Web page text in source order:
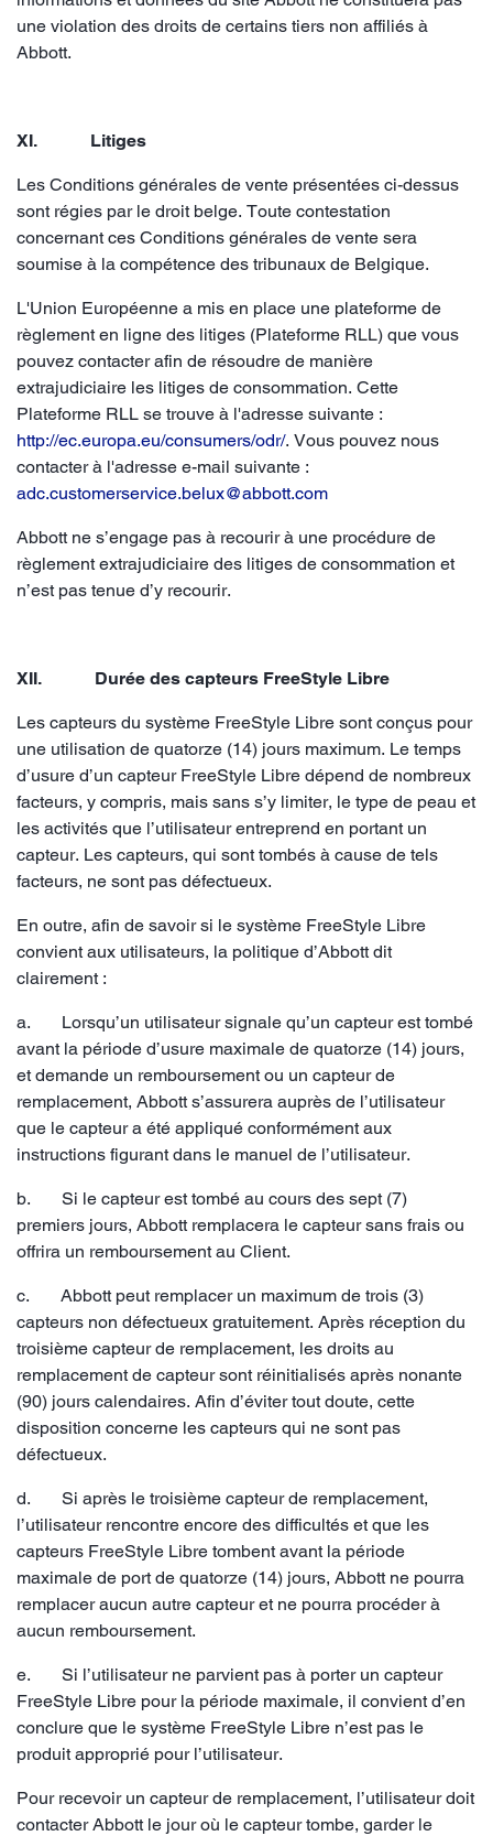
une violation des droits de certains tiers non affiliés à
Abbott.
XI. Litiges
Les Conditions générales de vente présentées ci-dessus
sont régies par le droit belge. Toute contestation
concernant ces Conditions générales de vente sera
soumise à la compétence des tribunaux de Belgique.
L'Union Européenne a mis en place une plateforme de
règlement en ligne des litiges (Plateforme RLL) que vous
pouvez contacter afin de résoudre de manière
extrajudiciaire les litiges de consommation. Cette
Plateforme RLL se trouve à l'adresse suivante :
http://ec.europa.eu/consumers/odr/. Vous pouvez nous
contacter à l'adresse e-mail suivante :
adc.customerservice.belux@abbott.com
Abbott ne s’engage pas à recourir à une procédure de
règlement extrajudiciaire des litiges de consommation et
n’est pas tenue d’y recourir.
XII. Durée des capteurs FreeStyle Libre
Les capteurs du système FreeStyle Libre sont conçus pour
une utilisation de quatorze (14) jours maximum. Le temps
d’usure d’un capteur FreeStyle Libre dépend de nombreux
facteurs, y compris, mais sans s’y limiter, le type de peau et
les activités que l’utilisateur entreprend en portant un
capteur. Les capteurs, qui sont tombés à cause de tels
facteurs, ne sont pas défectueux.
En outre, afin de savoir si le système FreeStyle Libre
convient aux utilisateurs, la politique d’Abbott dit
clairement :
a. Lorsqu’un utilisateur signale qu’un capteur est tombé
avant la période d’usure maximale de quatorze (14) jours,
et demande un remboursement ou un capteur de
remplacement, Abbott s’assurera auprès de l’utilisateur
que le capteur a été appliqué conformément aux
instructions figurant dans le manuel de l’utilisateur.
b. Si le capteur est tombé au cours des sept (7)
premiers jours, Abbott remplacera le capteur sans frais ou
offrira un remboursement au Client.
c. Abbott peut remplacer un maximum de trois (3)
capteurs non défectueux gratuitement. Après réception du
troisième capteur de remplacement, les droits au
remplacement de capteur sont réinitialisés après nonante
(90) jours calendaires. Afin d’éviter tout doute, cette
disposition concerne les capteurs qui ne sont pas
défectueux.
d. Si après le troisième capteur de remplacement,
l’utilisateur rencontre encore des difficultés et que les
capteurs FreeStyle Libre tombent avant la période
maximale de port de quatorze (14) jours, Abbott ne pourra
remplacer aucun autre capteur et ne pourra procéder à
aucun remboursement.
e. Si l’utilisateur ne parvient pas à porter un capteur
FreeStyle Libre pour la période maximale, il convient d’en
conclure que le système FreeStyle Libre n’est pas le
produit approprié pour l’utilisateur.
Pour recevoir un capteur de remplacement, l’utilisateur doit
contacter Abbott le jour où le capteur tombe, garder le